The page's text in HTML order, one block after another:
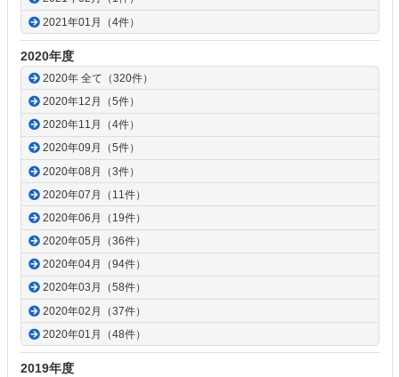
2021年01月（4件）
2020年度
2020年 全て（320件）
2020年12月（5件）
2020年11月（4件）
2020年09月（5件）
2020年08月（3件）
2020年07月（11件）
2020年06月（19件）
2020年05月（36件）
2020年04月（94件）
2020年03月（58件）
2020年02月（37件）
2020年01月（48件）
2019年度